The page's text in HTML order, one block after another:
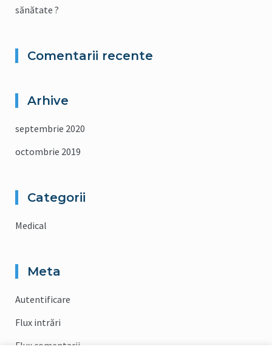
sănătate ?
Comentarii recente
Arhive
septembrie 2020
octombrie 2019
Categorii
Medical
Meta
Autentificare
Flux intrări
Flux comentarii